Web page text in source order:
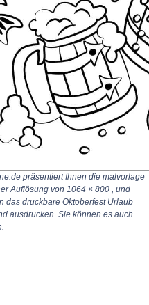
präsentiert Ihnen die malvorlage
Auflösung von 1064 × 800 , und
das druckbare Oktoberfest Urlaub
ausdrucken. Sie können es auch